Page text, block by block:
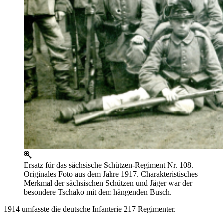
Ersatz für das sächsische Schützen-Regiment Nr. 108.
Originales Foto aus dem Jahre 1917. Charakteristisches
Merkmal der sächsischen Schützen und Jäger war der
besondere Tschako mit dem hängenden Busch.
1914 umfasste die deutsche Infanterie 217 Regimenter.